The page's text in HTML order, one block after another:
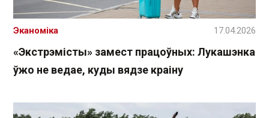
«Экстрэмісты» замест працоўных: Лукашэнка
ўжо не ведае, куды вядзе краіну
Эканоміка 17.04.2026